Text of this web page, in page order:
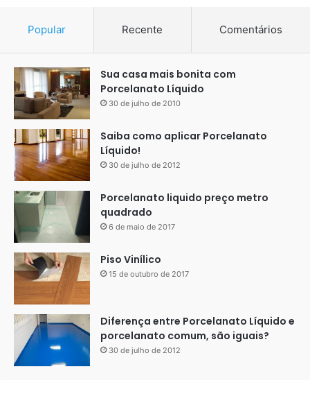
Popular Recente Comentários
Sua casa mais bonita com
Porcelanato Líquido
30 de julho de 2010
Saiba como aplicar Porcelanato
Líquido!
30 de julho de 2012
Porcelanato liquido preço metro
quadrado
6 de maio de 2017
Piso Vinílico
15 de outubro de 2017
Diferença entre Porcelanato Líquido e
porcelanato comum, são iguais?
30 de julho de 2012